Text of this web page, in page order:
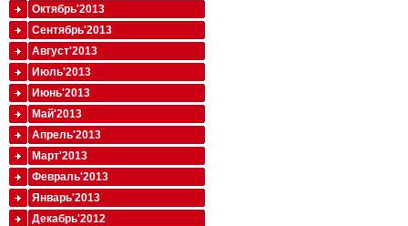
Октябрь'2013
Сентябрь'2013
Август'2013
Июль'2013
Июнь'2013
Май'2013
Апрель'2013
Март'2013
Февраль'2013
Январь'2013
Декабрь'2012